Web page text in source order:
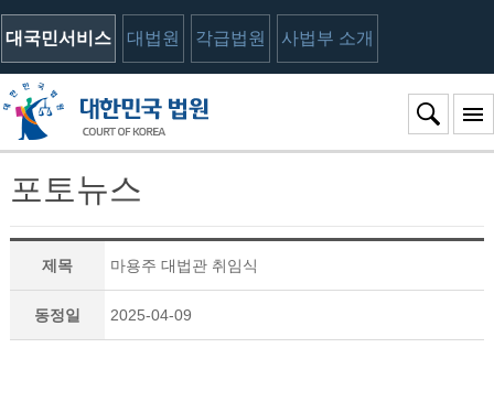
대국민서비스 대법원 각급법원 사법부 소개
포토뉴스
제목 마용주 대법관 취임식
동정일 2025-04-09